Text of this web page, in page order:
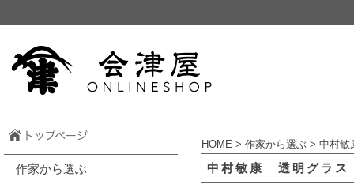
作家から選ぶ
HOME > 作家から選ぶ > 中村敏
中村敏康 透明グラ